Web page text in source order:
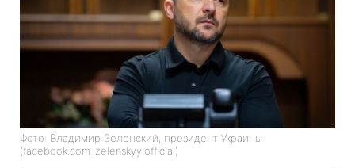
Фото: Владимир Зеленский, президент Украины
(facebook.com_zelenskyy.official)